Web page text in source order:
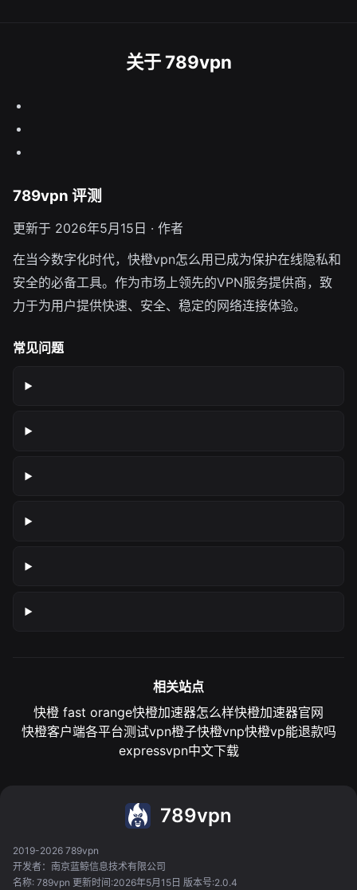
关于 789vpn
789vpn 评测
更新于 2026年5月15日 · 作者
在当今数字化时代，快橙vpn怎么用已成为保护在线隐私和
安全的必备工具。作为市场上领先的VPN服务提供商，致
力于为用户提供快速、安全、稳定的网络连接体验。
常见问题
相关站点
快橙 fast orange快橙加速器怎么样快橙加速器官网
快橙客户端各平台测试vpn橙子快橙vnp快橙vp能退款吗
expressvpn中文下载
789vpn
2019-2026 789vpn
开发者：南京蓝鲸信息技术有限公司
名称: 789vpn 更新时间:2026年5月15日 版本号:2.0.4